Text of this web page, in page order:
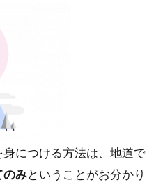
につける方法は、地道で
のみということがお分かり